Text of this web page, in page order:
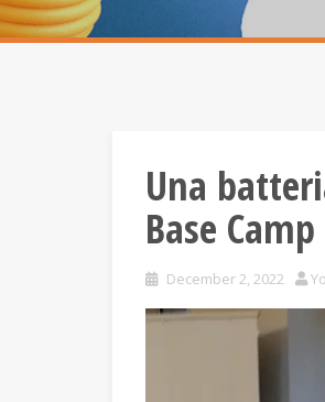
Una
Base Camp
December 2, 2022